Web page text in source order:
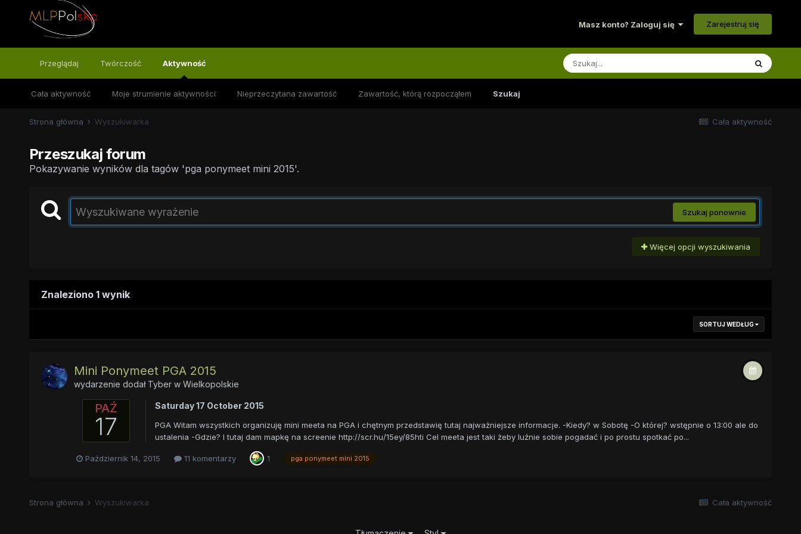
Masz konto? Zaloguj się Zarejestruj się
Przeglądaj Twórczość Aktywność
Cała aktywność Moje strumienie aktywności Nieprzeczytana zawartość Zawartość, którą rozpocząłem Szukaj
Cała aktywność
Strona główna Wyszukiwarka
Przeszukaj forum
Pokazywanie wyników dla tagów 'pga ponymeet mini 2015'.
Szukaj ponownie
Więcej opcji wyszukiwania
Znaleziono 1 wynik
SORTUJ WEDŁUG
Mini Ponymeet PGA 2015
wydarzenie dodał Tyberw Wielkopolskie
PAŹ
17
Saturday 17 October 2015
PGA Witam wszystkich organizuję mini meeta na PGA i chętnym przedstawię tutaj najważniejsze informacje. -Kiedy? w Sobotę -O której? wstępnie o 13:00 ale do
ustalenia -Gdzie? I tutaj dam mapkę na screenie http://scr.hu/15ey/85hti Cel meeta jest taki żeby luźnie sobie pogadać i po prostu spotkać po...
Październik 14, 2015 11 komentarzy 1 pga ponymeet mini 2015
Cała aktywność
Strona główna Wyszukiwarka